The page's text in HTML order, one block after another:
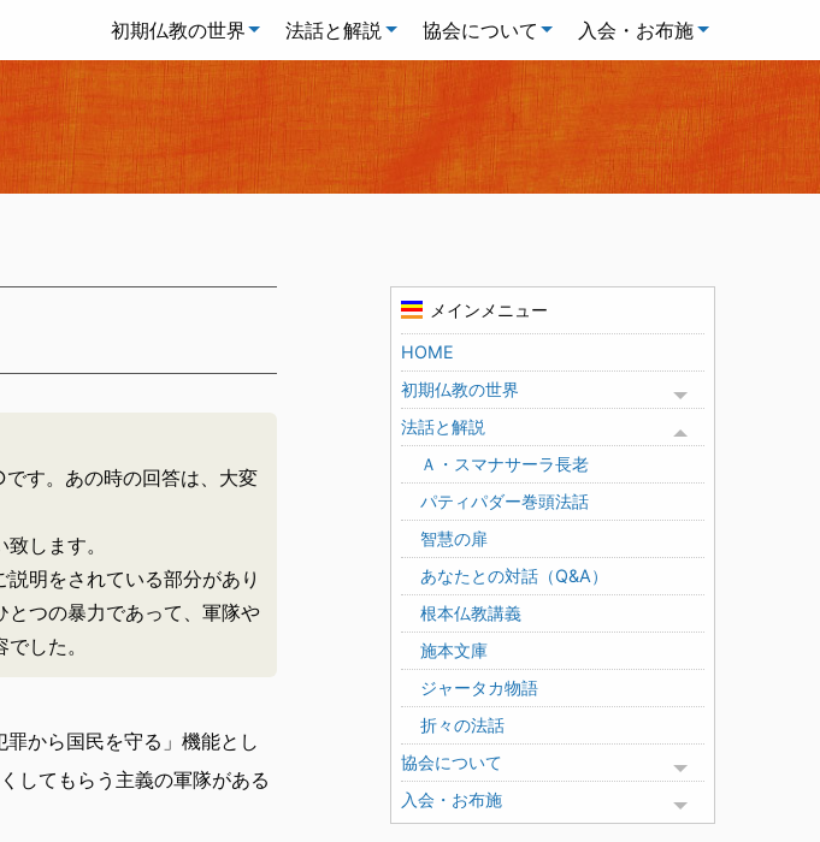
初期仏教の世界 法話と解説 協会について 入会・お布施
す。あの時の回答は、大変
します。
明をされている部分があり
とつの暴力であって、軍隊や
した。
から国民を守る」機能とし
してもらう主義の軍隊がある
メインメニュー
HOME
初期仏教の世界
Toggle menu
法話と解説
Toggle menu
Ａ・スマナサーラ長老
パティパダー巻頭法話
智慧の扉
あなたとの対話（Q&A）
根本仏教講義
施本文庫
ジャータカ物語
折々の法話
協会について
Toggle menu
入会・お布施
Toggle menu